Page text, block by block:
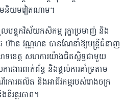
មនិយមវៀតណាម។
បន្ទុកវិស័យកសិកម្ម រុក្ខាប្រមាញ់ និង
ហ៊ាន វណ្ណហន បានណែនាំឱ្យមន្ត្រីជំនាញ
ាទខេត្ត សហការយ៉ាងជិតស្និទ្ធជាមួយ
ងារពាក់ព័ន្ធ និងផ្តល់ការគាំទ្រតាម
ការផលិត និងអាជីវកម្មរបស់រោងចក្រ
រន្តរភាព។